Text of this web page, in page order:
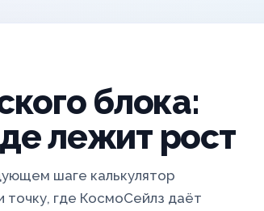
блока:
лежит рост
шаге калькулятор
где КосмоСейлз даёт